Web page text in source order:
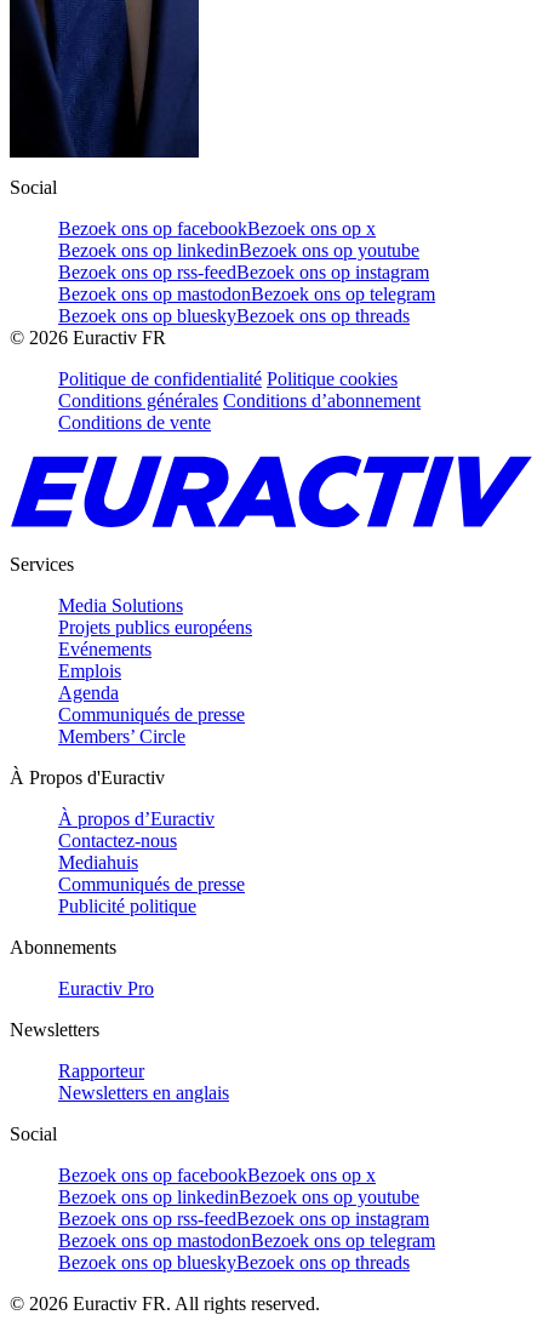
Social
Bezoek ons op facebookBezoek ons op x
Bezoek ons op linkedinBezoek ons op youtube
Bezoek ons op rss-feedBezoek ons op instagram
Bezoek ons op mastodonBezoek ons op telegram
Bezoek ons op blueskyBezoek ons op threads
© 2026 Euractiv FR
Politique de confidentialité Politique cookies
Conditions générales Conditions d’abonnement
Conditions de vente
Services
Media Solutions
Projets publics européens
Evénements
Emplois
Agenda
Communiqués de presse
Members’ Circle
À Propos d'Euractiv
À propos d’Euractiv
Contactez-nous
Mediahuis
Communiqués de presse
Publicité politique
Abonnements
Euractiv Pro
Newsletters
Rapporteur
Newsletters en anglais
Social
Bezoek ons op facebookBezoek ons op x
Bezoek ons op linkedinBezoek ons op youtube
Bezoek ons op rss-feedBezoek ons op instagram
Bezoek ons op mastodonBezoek ons op telegram
Bezoek ons op blueskyBezoek ons op threads
© 2026 Euractiv FR. All rights reserved.